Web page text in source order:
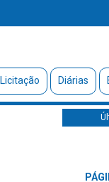
Licitação Diárias